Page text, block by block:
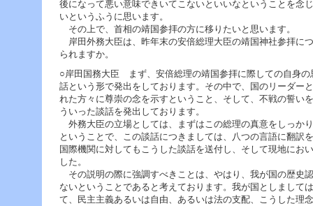
後になって悪い意味できいてこないといいなということを念
いというふうに思います。
その上で、首相の靖国参拝の方に移りたいと思います。
岸田外務大臣は、昨年末の安倍総理大臣の靖国神社参拝に
られますか。
○岸田国務大臣 まず、安倍総理の靖国参拝に際しての自身
話という形で発出をしております。その中で、国のリーダー
れた方々に尊崇の念を示すということ、そして、不戦の誓い
ういった談話を発出しております。
外務大臣の立場としては、まずはこの総理の真意をしっか
ということで、この談話につきましては、八つの言語に翻訳
国際機関に対してもこうした談話を送付し、そして現地にお
した。
その説明の際に強調すべきことは、やはり、我が国の歴史
ないということであると考えております。我が国としまして
て、民主主義あるいは自由、あるいは法の支配、こうした理